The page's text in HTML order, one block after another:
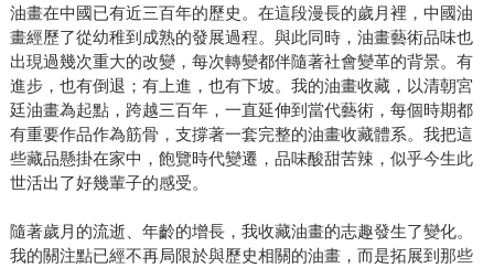
油畫在中國已有近三百年的歷史。在這段漫長的歲月裡，中國油
畫經歷了從幼稚到成熟的發展過程。與此同時，油畫藝術品味也
出現過幾次重大的改變，每次轉變都伴隨著社會變革的背景。有
進步，也有倒退；有上進，也有下坡。我的油畫收藏，以清朝宮
廷油畫為起點，跨越三百年，一直延伸到當代藝術，每個時期都
有重要作品作為筋骨，支撐著一套完整的油畫收藏體系。我把這
些藏品懸掛在家中，飽覽時代變遷，品味酸甜苦辣，似乎今生此
世活出了好幾輩子的感受。
隨著歲月的流逝、年齡的增長，我收藏油畫的志趣發生了變化。
我的關注點已經不再局限於與歷史相關的油畫，而是拓展到那些